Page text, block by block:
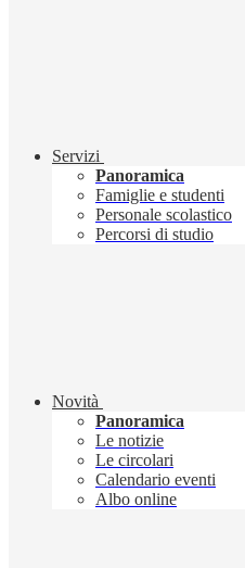
Servizi
Panoramica
Famiglie e studenti
Personale scolastico
Percorsi di studio
Novità
Panoramica
Le notizie
Le circolari
Calendario eventi
Albo online